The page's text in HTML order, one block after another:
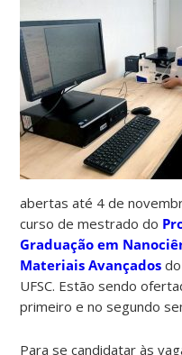
abertas até 4 de
curso de mestrado do
Graduação em
Materiais Avançados
UFSC. Estão sendo
primeiro e no segundo
Para se candidatar às